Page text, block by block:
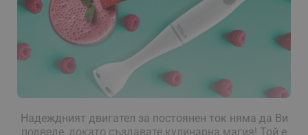
Надеждният двигател за постоянен ток няма да Ви
подведе, докато създавате кулинарна магия! Той е